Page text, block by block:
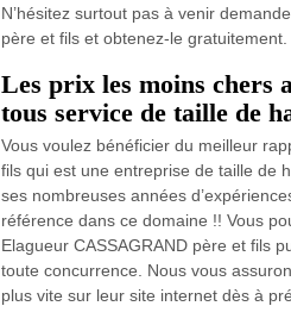
N’hésitez surtout pas à venir
père et fils et obtenez-le gratuitement.
Les prix les moins chers
tous service de taille de
Vous voulez bénéficier du meilleur
fils qui est une entreprise de taille de
ses nombreuses années
référence dans ce domaine !! Vous
Elagueur CASSAGRAND père et fils
toute concurrence. Nous vous
plus vite sur leur site internet dès à